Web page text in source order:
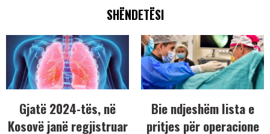
SHËNDETËSI
Gjatë 2024-tës, në
Kosovë janë regjistruar
Bie ndjeshëm lista e
pritjes për operacione